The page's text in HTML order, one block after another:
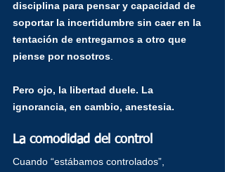
disciplina para pensar y capacidad de
soportar la incertidumbre sin caer en la
tentación de entregarnos a otro que
piense por nosotros
Pero ojo, la libertad duele. La
ignorancia, en cambio, anestesia.
La comodidad del control
Cuando “estábamos controlados”,